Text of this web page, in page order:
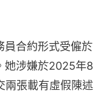
員合約形式受僱於
她涉嫌於2025年8
兩張載有虛假陳述